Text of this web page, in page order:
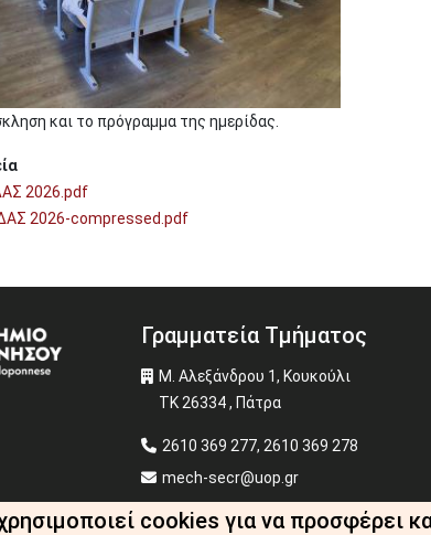
και το πρόγραμμα της ημερίδας.
2026.pdf
2026-compressed.pdf
Γραμματεία Τμήματος
Μ. Αλεξάνδρου 1, Κουκούλι
ΤΚ 26334 , Πάτρα
2610 369 277, 2610 369 278
mech-secr@uop.gr
cookies για να προσφέρει